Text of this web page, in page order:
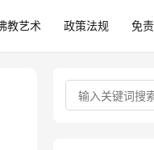
教艺术 政策法规 免